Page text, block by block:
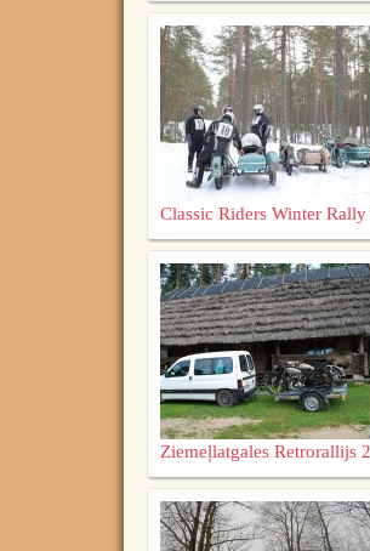
Classic Riders Winter Rally
Ziemeļlatgales Retrorallijs